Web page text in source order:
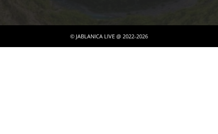
© JABLANICA LIVE @ 2022-2026